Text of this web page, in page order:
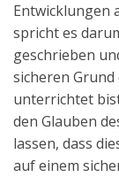
Entwicklungen
spricht es
geschrieben
sicheren
unterrichtet
den Glauben
lassen, dass
auf einem